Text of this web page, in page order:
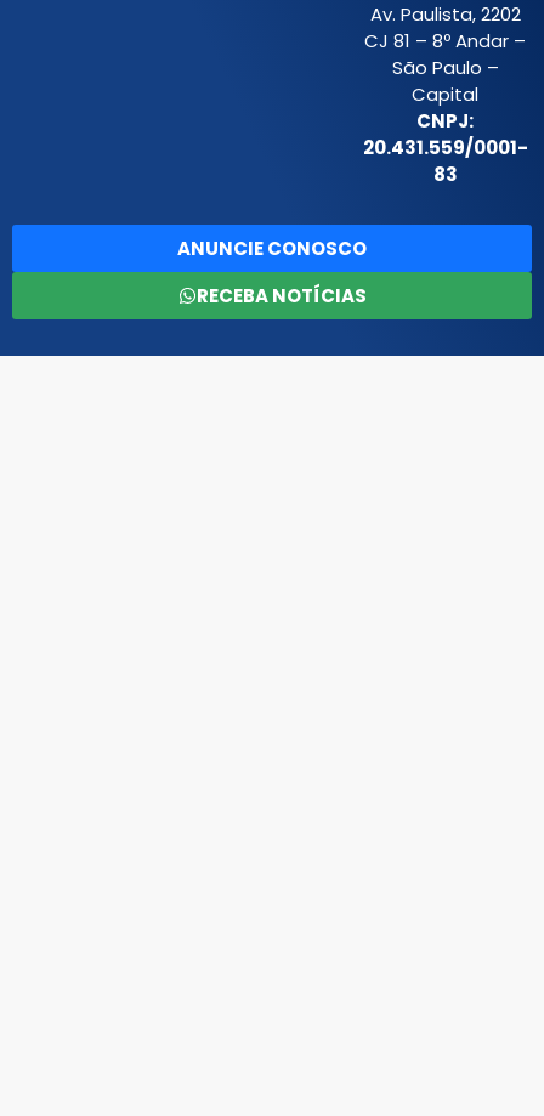
Av. Paulista, 2202
CJ 81 – 8º Andar –
São Paulo –
Capital
CNPJ:
20.431.559/0001-
83
ANUNCIE CONOSCO
RECEBA NOTÍCIAS